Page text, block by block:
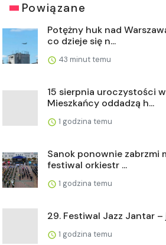
Powiązane
Potężny huk nad
co dzieje się n...
43 minut temu
15 sierpnia uroczystości
Mieszkańcy oddadzą h...
1 godzina temu
Sanok ponownie zabrzmi
festiwal orkiestr ...
1 godzina temu
29. Festiwal Jazz Jantar
1 godzina temu